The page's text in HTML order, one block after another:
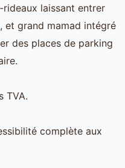
laissant entrer
et grand mamad intégré
des places de parking
TVA.
complète aux